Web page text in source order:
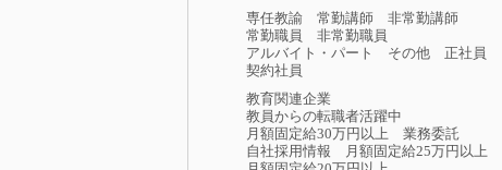
専任教諭
常勤講師
非常勤講師
常勤職員
非常勤職員
アルバイト・パート
その他
正社員
契約社員
教育関連企業
教員からの転職者活躍中
月額固定給30万円以上
業務委託
自社採用情報
月額固定給25万円以上